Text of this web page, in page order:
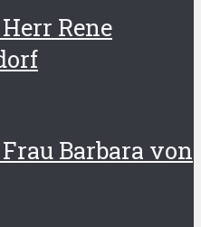
Rene
Barbara von